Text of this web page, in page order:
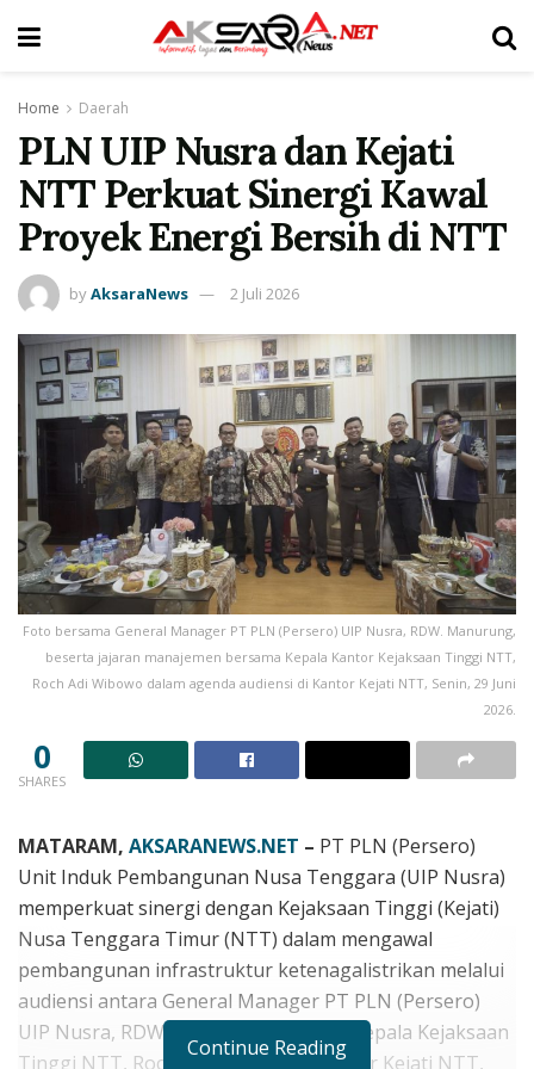
Home Daerah
PLN UIP Nusra dan Kejati
NTT Perkuat Sinergi Kawal
Proyek Energi Bersih di NTT
byAksaraNews 2 Juli 2026
Foto bersama General Manager PT PLN (Persero) UIP Nusra, RDW. Manurung,
beserta jajaran manajemen bersama Kepala Kantor Kejaksaan Tinggi NTT,
Roch Adi Wibowo dalam agenda audiensi di Kantor Kejati NTT, Senin, 29 Juni
2026.
0
SHARES
MATARAM, AKSARANEWS.NET – PT PLN (Persero)
Unit Induk Pembangunan Nusa Tenggara (UIP Nusra)
memperkuat sinergi dengan Kejaksaan Tinggi (Kejati)
Nusa Tenggara Timur (NTT) dalam mengawal
pembangunan infrastruktur ketenagalistrikan melalui
audiensi antara General Manager PT PLN (Persero)
UIP Nusra, RDW. Manurung, dengan Kepala Kejaksaan
Tinggi NTT, Roch Adi Wibowo, di Kantor Kejati NTT,
Continue Reading